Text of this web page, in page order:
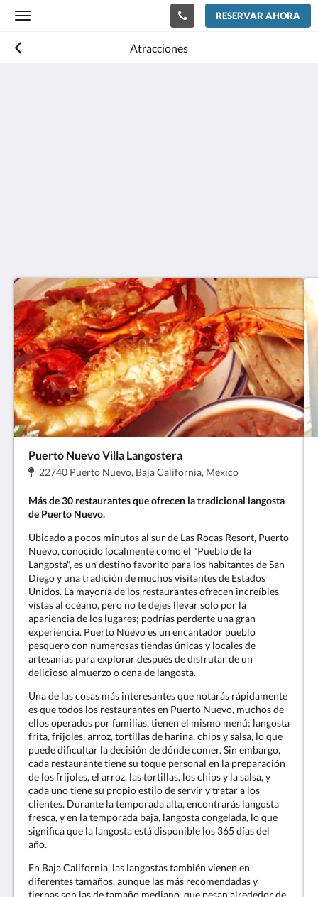
Toggle
RESERVAR AHORA
Atracciones
Puerto Nuevo Villa Langostera
Dirección:
22740 Puerto Nuevo, Baja California, Mexico.
Más de 30 restaurantes que ofrecen la tradicional langosta
de Puerto Nuevo.
Ubicado a pocos minutos al sur de Las Rocas Resort, Puerto
Nuevo, conocido localmente como el "Pueblo de la
Langosta", es un destino favorito para los habitantes de San
Diego y una tradición de muchos visitantes de Estados
Unidos. La mayoría de los restaurantes ofrecen increíbles
vistas al océano, pero no te dejes llevar solo por la
apariencia de los lugares; podrías perderte una gran
experiencia. Puerto Nuevo es un encantador pueblo
pesquero con numerosas tiendas únicas y locales de
artesanías para explorar después de disfrutar de un
delicioso almuerzo o cena de langosta.
Una de las cosas más interesantes que notarás rápidamente
es que todos los restaurantes en Puerto Nuevo, muchos de
ellos operados por familias, tienen el mismo menú: langosta
frita, frijoles, arroz, tortillas de harina, chips y salsa, lo que
puede dificultar la decisión de dónde comer. Sin embargo,
cada restaurante tiene su toque personal en la preparación
de los frijoles, el arroz, las tortillas, los chips y la salsa, y
cada uno tiene su propio estilo de servir y tratar a los
clientes. Durante la temporada alta, encontrarás langosta
fresca, y en la temporada baja, langosta congelada, lo que
significa que la langosta está disponible los 365 días del
año.
En Baja California, las langostas también vienen en
diferentes tamaños, aunque las más recomendadas y
tiernas son las de tamaño mediano, que pesan alrededor de